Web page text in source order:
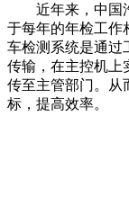
近年来，中国汽
于每年的年检工作
车检测系统是通过
传输，在主控机上
传至主管部门。从
标，提高效率。